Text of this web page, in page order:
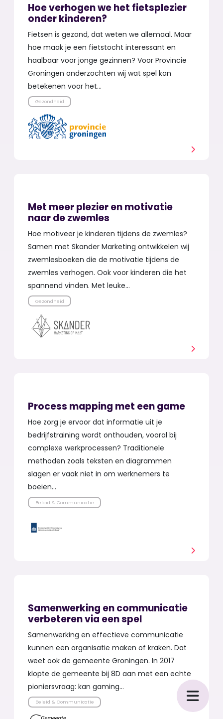
Hoe verhogen we het fietsplezier
onder kinderen?
Fietsen is gezond, dat weten we allemaal. Maar
hoe maak je een fietstocht interessant en
haalbaar voor jonge gezinnen? Voor Provincie
Groningen onderzochten wij wat spel kan
betekenen voor het…
Gezondheid
Met meer plezier en motivatie
naar de zwemles
Hoe motiveer je kinderen tijdens de zwemles?
Samen met Skander Marketing ontwikkelen wij
zwemlesboeken die de motivatie tijdens de
zwemles verhogen. Ook voor kinderen die het
spannend vinden. Met leuke…
Gezondheid
Process mapping met een game
Hoe zorg je ervoor dat informatie uit je
bedrijfstraining wordt onthouden, vooral bij
complexe werkprocessen? Traditionele
methoden zoals teksten en diagrammen
slagen er vaak niet in om werknemers te
boeien…
Beleid & Communicatie
Samenwerking en communicatie
verbeteren via een spel
Samenwerking en effectieve communicatie
kunnen een organisatie maken of kraken. Dat
weet ook de gemeente Groningen. In 2017
klopte de gemeente bij 8D aan met een echte
pioniersvraag: kan gaming…
Beleid & Communicatie